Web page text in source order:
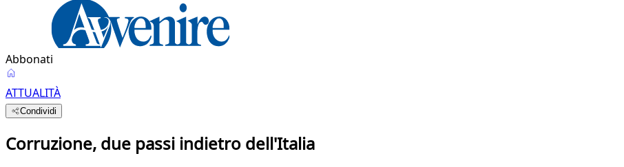
Abbonati
ATTUALITÀ
Condividi
Corruzione, due passi indietro dell'Italia